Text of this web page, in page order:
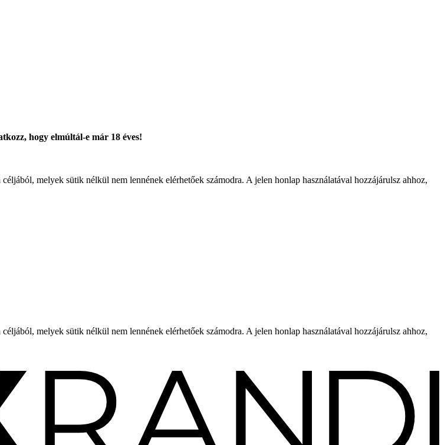
hogy elmúltál-e már 18 éves!
melyek sütik nélkül nem lennének elérhetőek számodra. A jelen honlap használatával hozzájárulsz ahhoz,
melyek sütik nélkül nem lennének elérhetőek számodra. A jelen honlap használatával hozzájárulsz ahhoz,